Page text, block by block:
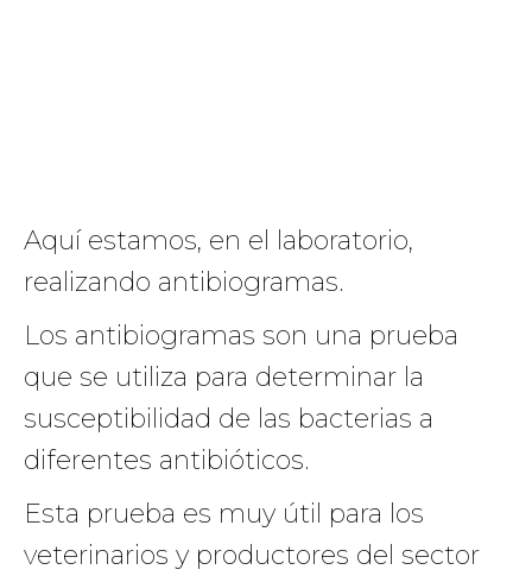
Aquí estamos, en el laboratorio,
realizando antibiogramas.
Los antibiogramas son una prueba
que se utiliza para determinar la
susceptibilidad de las bacterias a
diferentes antibióticos.
Esta prueba es muy útil para los
veterinarios y productores del sector